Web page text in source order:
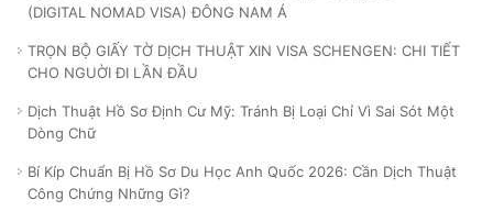
(DIGITAL NOMAD VISA) ĐÔNG NAM Á
TRỌN BỘ GIẤY TỜ DỊCH THUẬT XIN VISA SCHENGEN: CHI TIẾT
CHO NGUỜI ĐI LẦN ĐẦU
Dịch Thuật Hồ Sơ Định Cư Mỹ: Tránh Bị Loại Chỉ Vì Sai Sót Một
Dòng Chữ
Bí Kíp Chuẩn Bị Hồ Sơ Du Học Anh Quốc 2026: Cần Dịch Thuật
Công Chứng Những Gì?